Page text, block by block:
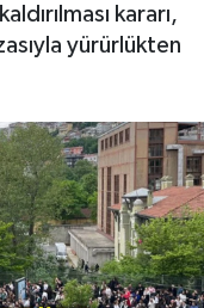
kararı,
yürürlükten